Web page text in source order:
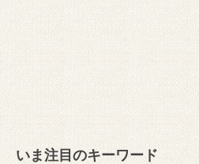
いま注目のキーワード